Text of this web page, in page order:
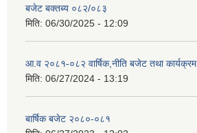
बजेट बक्तब्य ०८२/०८३
मिति: 06/30/2025 - 12:09
आ.व २०८१-०८२ वार्षिक,नीति बजेट तथा कार्यक्रम
मिति: 06/27/2024 - 13:19
बार्षिक बजेट २०८०-०८१